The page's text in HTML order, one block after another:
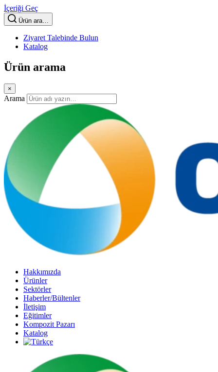
İçeriği Geç
Ürün ara…
Ziyaret Talebinde Bulun
Katalog
Ürün arama
×
Arama
Hakkımızda
Ürünler
Sektörler
Haberler/Bültenler
İletişim
Eğitimler
Kompozit Pazarı
Katalog